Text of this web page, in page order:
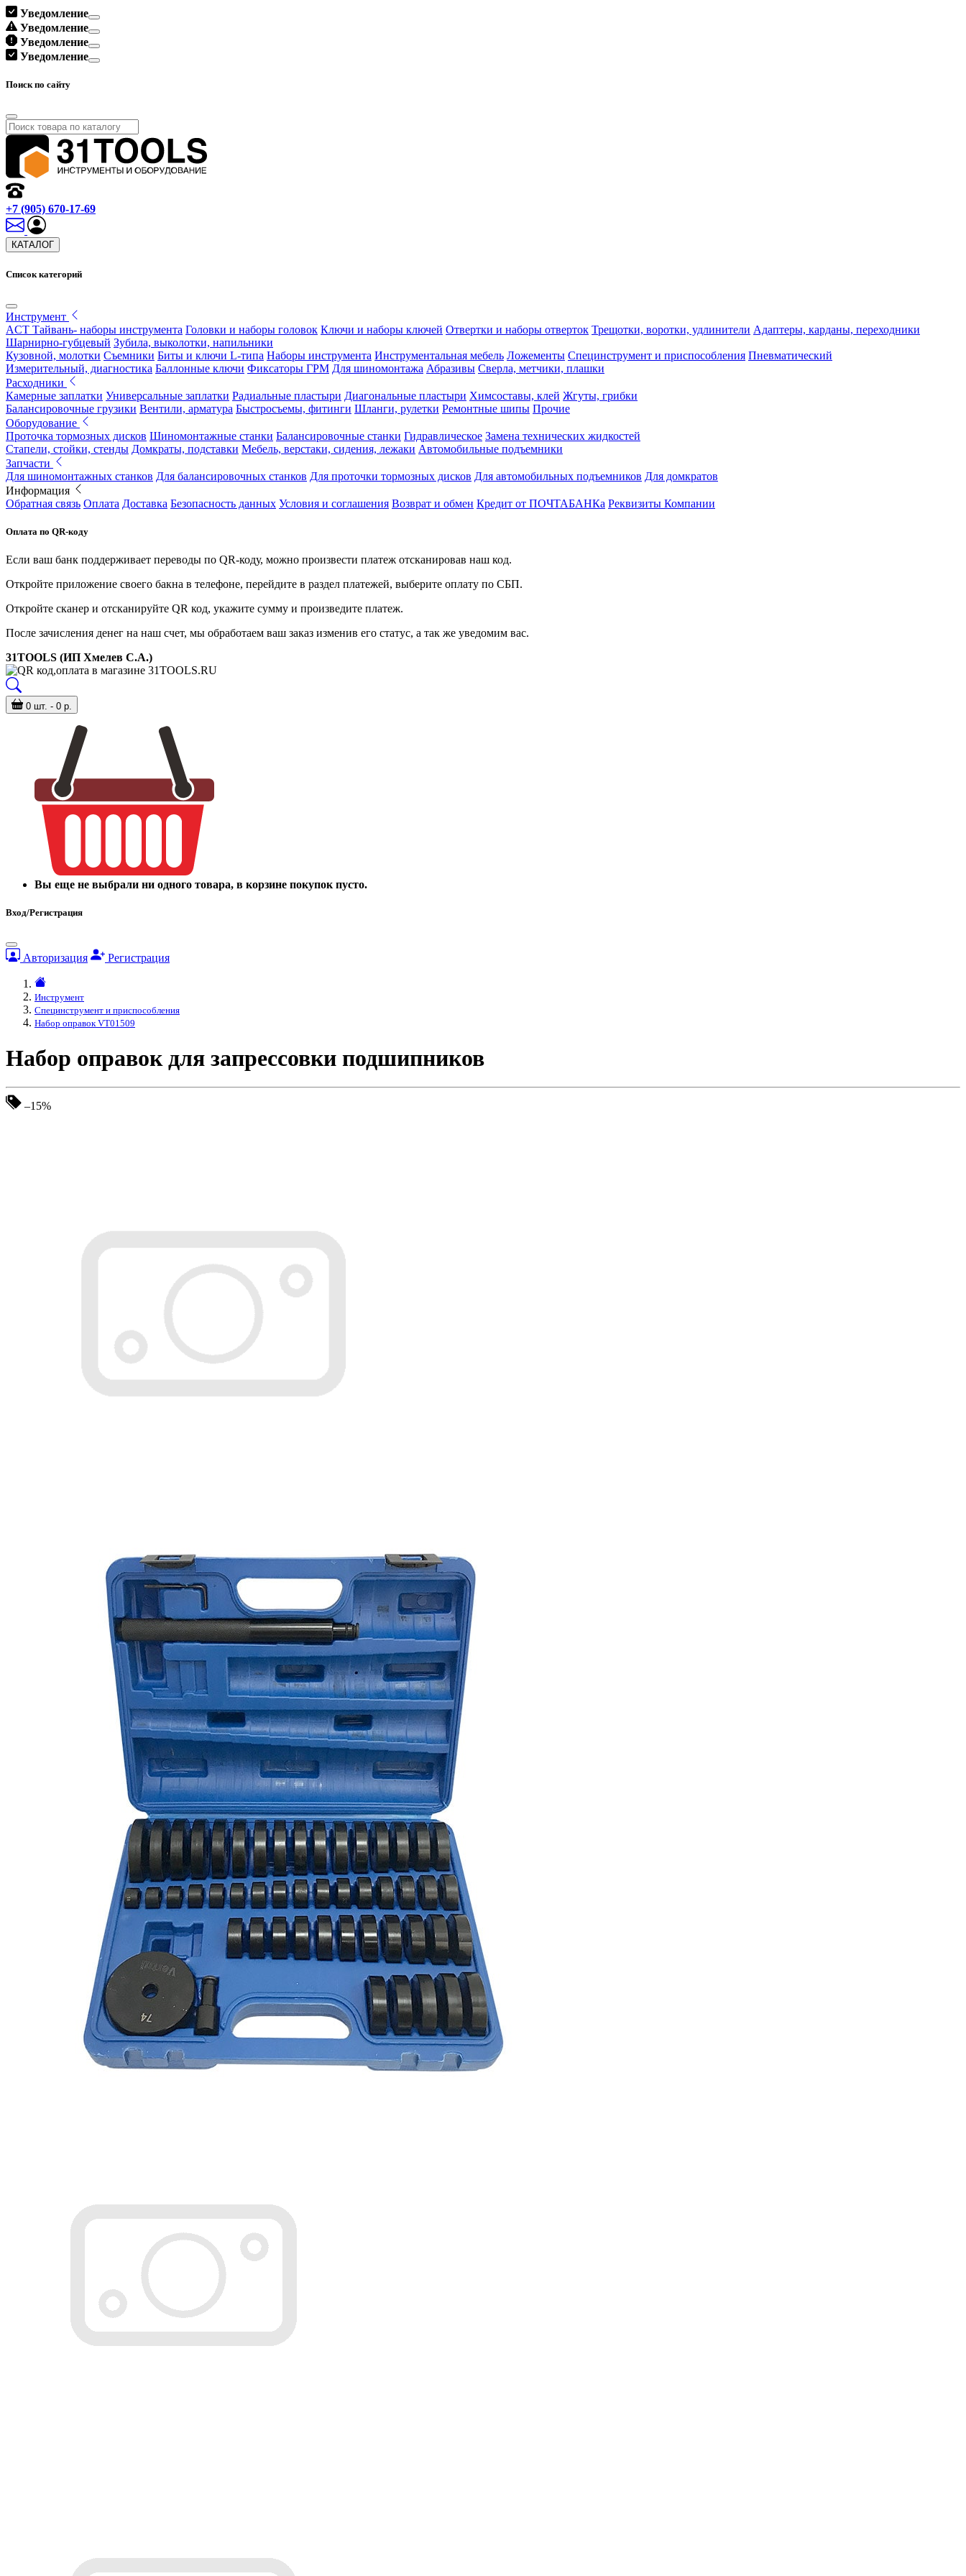
Уведомление
Уведомление
Уведомление
Уведомление
Поиск по сайту
+7 (905) 670-17-69
КАТАЛОГ
Список категорий
Инструмент
ACT Тайвань- наборы инструмента Головки и наборы головок Ключи и наборы ключей Отвертки и наборы отверток Трещотки, воротки, удлинители Адаптеры, карданы, переходники
Шарнирно-губцевый Зубила, выколотки, напильники
Кузовной, молотки Съемники Биты и ключи L-типа Наборы инструмента Инструментальная мебель Ложементы Специнструмент и приспособления Пневматический
Измерительный, диагностика Баллонные ключи Фиксаторы ГРМ Для шиномонтажа Абразивы Сверла, метчики, плашки
Расходники
Камерные заплатки Универсальные заплатки Радиальные пластыри Диагональные пластыри Химсоставы, клей Жгуты, грибки
Балансировочные грузики Вентили, арматура Быстросъемы, фитинги Шланги, рулетки Ремонтные шипы Прочие
Оборудование
Проточка тормозных дисков Шиномонтажные станки Балансировочные станки Гидравлическое Замена технических жидкостей
Стапели, стойки, стенды Домкраты, подставки Мебель, верстаки, сидения, лежаки Автомобильные подъемники
Запчасти
Для шиномонтажных станков Для балансировочных станков Для проточки тормозных дисков Для автомобильных подъемников Для домкратов
Информация
Обратная связь Оплата Доставка Безопасность данных Условия и соглашения Возврат и обмен Кредит от ПОЧТАБАНКа Реквизиты Компании
Оплата по QR-коду
Если ваш банк поддерживает переводы по QR-коду, можно произвести платеж отсканировав наш код.
Откройте приложение своего бакна в телефоне, перейдите в раздел платежей, выберите оплату по СБП.
Откройте сканер и отсканируйте QR код, укажите сумму и произведите платеж.
После зачисления денег на наш счет, мы обработаем ваш заказ изменив его статус, а так же уведомим вас.
31TOOLS (ИП Хмелев С.А.)
0 шт. - 0 р.
Вы еще не выбрали ни одного товара, в корзине покупок пусто.
Вход/Регистрация
Авторизация Регистрация
Инструмент
Специнструмент и приспособления
Набор оправок VT01509
Набор оправок для запрессовки подшипников
–15%